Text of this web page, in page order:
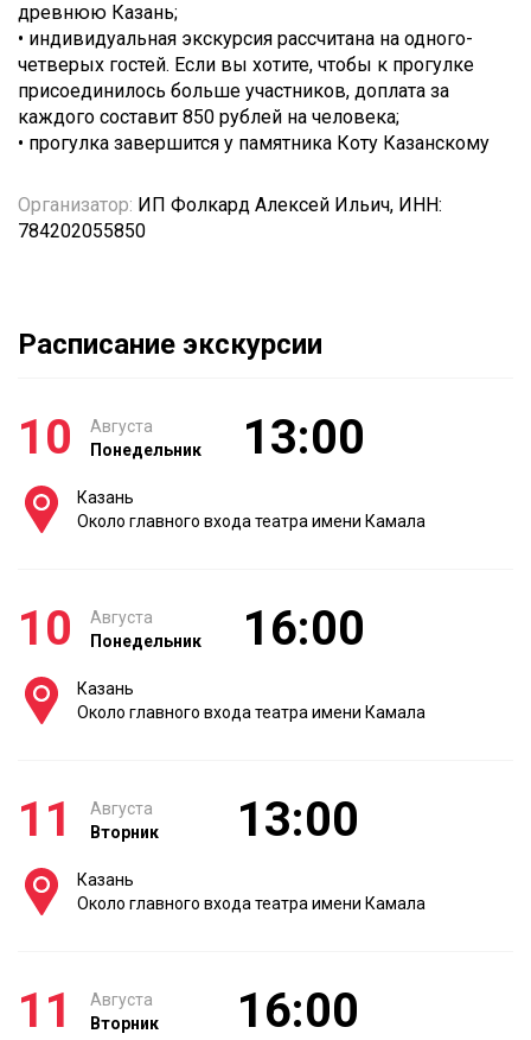
древнюю Казань;
• индивидуальная экскурсия рассчитана на одного-
четверых гостей. Если вы хотите, чтобы к прогулке
присоединилось больше участников, доплата за
каждого составит 850 рублей на человека;
• прогулка завершится у памятника Коту Казанскому
Организатор: ИП Фолкард Алексей Ильич, ИНН:
784202055850
Расписание экскурсии
10
Августа
Понедельник
13:00
Казань
Около главного входа театра имени Камала
10
Августа
Понедельник
16:00
Казань
Около главного входа театра имени Камала
11
Августа
Вторник
13:00
Казань
Около главного входа театра имени Камала
11
Августа
Вторник
16:00